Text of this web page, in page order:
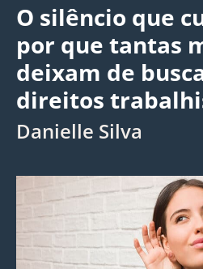
O silêncio que
por que tantas
deixam de
direitos
Danielle Silva